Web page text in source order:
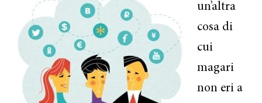
un’altra
cosa di
cui
magari
non eri a